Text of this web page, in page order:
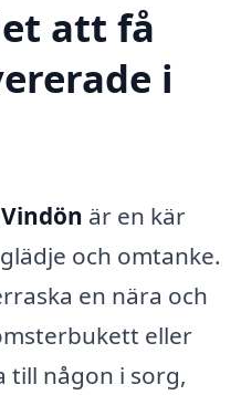
att få
i
är en kär
och omtanke.
en nära och
eller
till någon i sorg,